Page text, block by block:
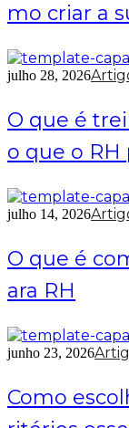
mo criar a
julho 28, 2026
O que é
o que o RH
julho 14, 2026
O que é
ara RH
junho 23, 2026
Como